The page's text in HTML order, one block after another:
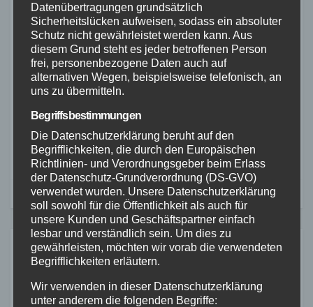
(red)
Beitragsnavigation
Aktualisiert:
Waldbrand bei
Frontalzusammenstoß
bei Mendig: Zwei
Verletzte nach Unfall
auf der B258
Ähnliches
Datenübertragungen grundsätzlich
Sicherheitslücken aufweisen, sodass ein absoluter
Schutz nicht gewährleistet werden kann. Aus
diesem Grund steht es jeder betroffenen Person
frei, personenbezogene Daten auch auf
alternativen Wegen, beispielsweise telefonisch, an
uns zu übermitteln.
Begriffsbestimmungen
Die Datenschutzerklärung beruht auf den
Begrifflichkeiten, die durch den Europäischen
Richtlinien- und Verordnungsgeber beim Erlass
der Datenschutz-Grundverordnung (DS-GVO)
verwendet wurden. Unsere Datenschutzerklärung
soll sowohl für die Öffentlichkeit als auch für
unsere Kunden und Geschäftspartner einfach
lesbar und verständlich sein. Um dies zu
gewährleisten, möchten wir vorab die verwendeten
Begrifflichkeiten erläutern.
Wir verwenden in dieser Datenschutzerklärung
unter anderem die folgenden Begriffe: